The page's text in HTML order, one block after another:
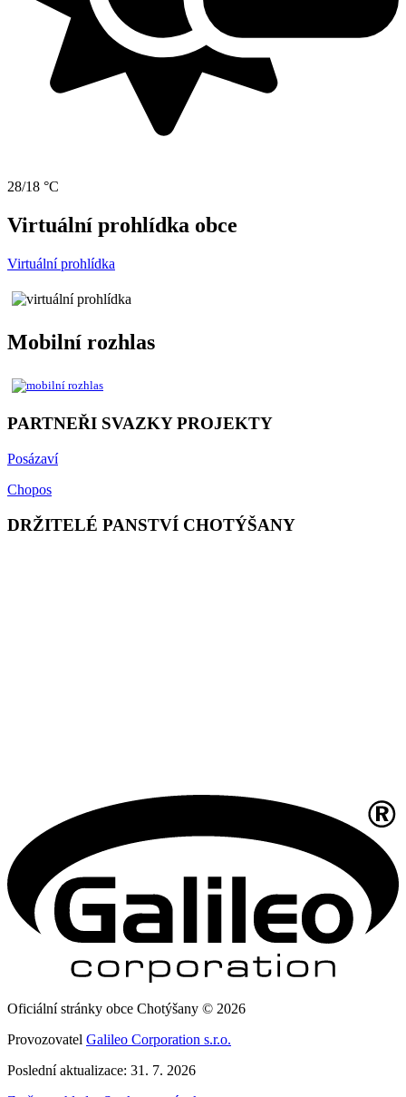
28/18 °C
Virtuální prohlídka obce
Virtuální prohlídka
Mobilní rozhlas
PARTNEŘI SVAZKY PROJEKTY
Posázaví
Chopos
DRŽITELÉ PANSTVÍ CHOTÝŠANY
Oficiální stránky obce Chotýšany © 2026
Provozovatel Galileo Corporation s.r.o.
Poslední aktualizace: 31. 7. 2026